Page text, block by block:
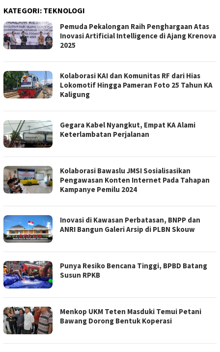
KATEGORI: TEKNOLOGI
Pemuda Pekalongan Raih Penghargaan Atas
Inovasi Artificial Intelligence di Ajang Krenova
2025
Kolaborasi KAI dan Komunitas RF dari Hias
Lokomotif Hingga Pameran Foto 25 Tahun KA
Kaligung
Gegara Kabel Nyangkut, Empat KA Alami
Keterlambatan Perjalanan
Kolaborasi Bawaslu JMSI Sosialisasikan
Pengawasan Konten Internet Pada Tahapan
Kampanye Pemilu 2024
Inovasi di Kawasan Perbatasan, BNPP dan
ANRI Bangun Galeri Arsip di PLBN Skouw
Punya Resiko Bencana Tinggi, BPBD Batang
Susun RPKB
Menkop UKM Teten Masduki Temui Petani
Bawang Dorong Bentuk Koperasi